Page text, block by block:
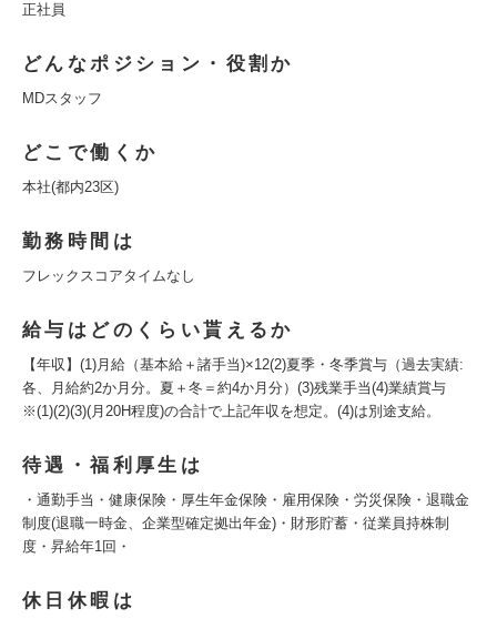
正社員
どんなポジション・役割か
MDスタッフ
どこで働くか
本社(都内23区)
勤務時間は
フレックスコアタイムなし
給与はどのくらい貰えるか
【年収】(1)月給（基本給＋諸手当)×12(2)夏季・冬季賞与（過去実績:
各、月給約2か月分。夏＋冬＝約4か月分）(3)残業手当(4)業績賞与
※(1)(2)(3)(月20H程度)の合計で上記年収を想定。(4)は別途支給。
待遇・福利厚生は
・通勤手当・健康保険・厚生年金保険・雇用保険・労災保険・退職金
制度(退職一時金、企業型確定拠出年金)・財形貯蓄・従業員持株制
度・昇給年1回・
休日休暇は